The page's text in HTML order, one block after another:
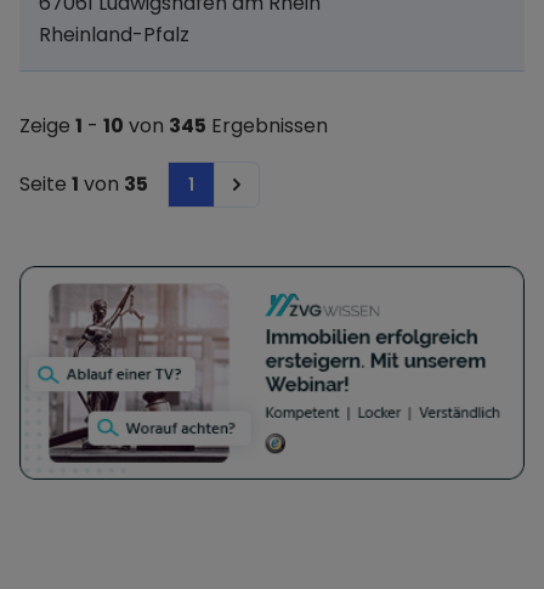
stehenden Tätigkeiten.
Rheinland-Pfalz
Zeige 1 - 10 von 345 Ergebnissen
Seite 1 von 35 1 Next